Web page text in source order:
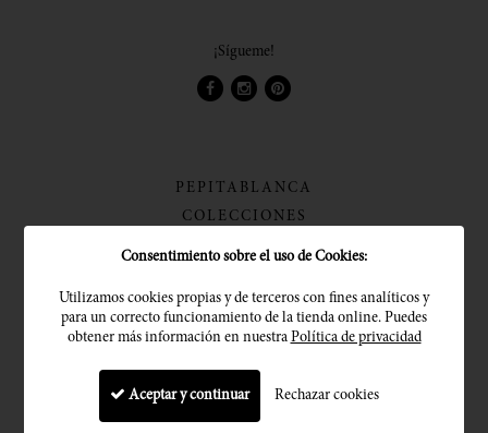
¡Sígueme!
PEPITABLANCA
COLECCIONES
PROCESO DE TRABAJO
MATERIAS NATURALES
IDEAS DECORACIÓN
COLABORACIONES
EVENTOS
Consentimiento sobre el uso de Cookies:
Utilizamos cookies propias y de terceros con fines analíticos y
para un correcto funcionamiento de la tienda online. Puedes
obtener más información en nuestra Política de privacidad
Aceptar y continuar Rechazar cookies